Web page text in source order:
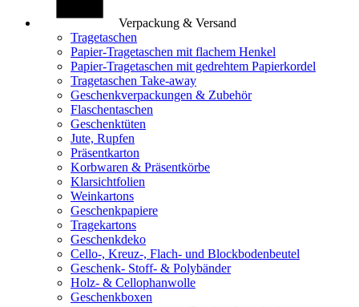
Verpackung & Versand
Tragetaschen
Papier-Tragetaschen mit flachem Henkel
Papier-Tragetaschen mit gedrehtem Papierkordel
Tragetaschen Take-away
Geschenkverpackungen & Zubehör
Flaschentaschen
Geschenktüten
Jute, Rupfen
Präsentkarton
Korbwaren & Präsentkörbe
Klarsichtfolien
Weinkartons
Geschenkpapiere
Tragekartons
Geschenkdeko
Cello-, Kreuz-, Flach- und Blockbodenbeutel
Geschenk- Stoff- & Polybänder
Holz- & Cellophanwolle
Geschenkboxen